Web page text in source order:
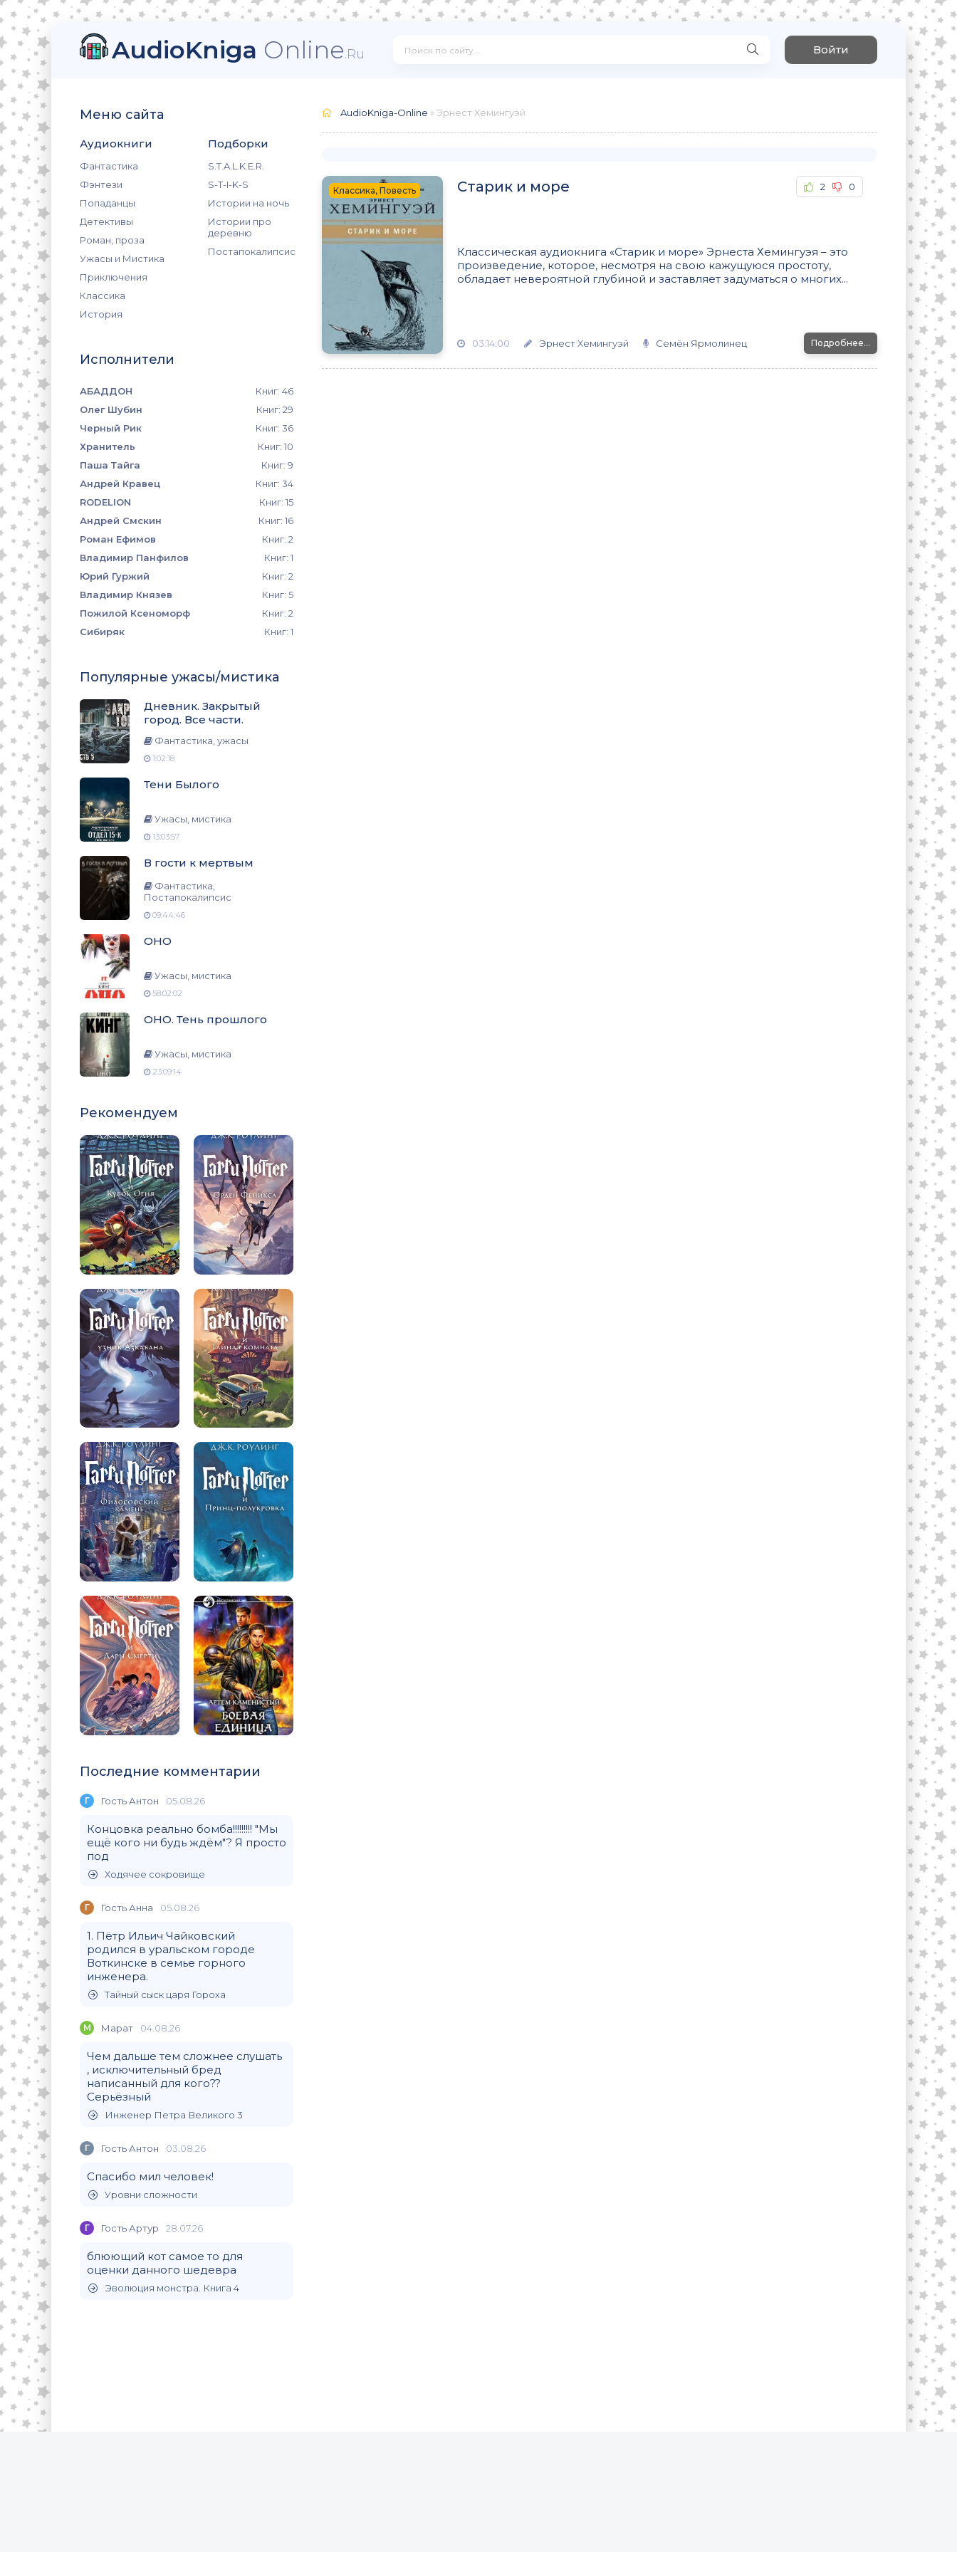
AudioKniga Online.Ru Войти
Меню сайта
Аудиокниги
Фантастика
Фэнтези
Попаданцы
Детективы
Роман, проза
Ужасы и Мистика
Приключения
Классика
История
Подборки
S.T.A.L.K.E.R.
S-T-I-K-S
Истории на ночь
Истории про
деревню
Постапокалипсис
Исполнители
АБАДДОН
Книг: 46
Олег Шубин
Книг: 29
Черный Рик
Книг: 36
Хранитель
Книг: 10
Паша Тайга
Книг: 9
Андрей Кравец
Книг: 34
RODELION
Книг: 15
Андрей Смскин
Книг: 16
Роман Ефимов
Книг: 2
Владимир Панфилов
Книг: 1
Юрий Гуржий
Книг: 2
Владимир Князев
Книг: 5
Пожилой Ксеноморф
Книг: 2
Сибиряк
Книг: 1
Популярные ужасы/мистика
Дневник. Закрытый
город. Все части.
Фантастика, ужасы
1:02:18
Тени Былого
Ужасы, мистика
13:03:57
В гости к мертвым
Фантастика,
Постапокалипсис
09:44:46
ОНО
Ужасы, мистика
58:02:02
ОНО. Тень прошлого
Ужасы, мистика
23:09:14
Рекомендуем
Последние комментарии
Г Гость Антон 05.08.26
Концовка реально бомба!!!!!!!!! "Мы
ещё кого ни будь ждём"? Я просто
под
Ходячее сокровище
Г Гость Анна 05.08.26
1. Пётр Ильич Чайковский
родился в уральском городе
Воткинске в семье горного
инженера.
Тайный сыск царя Гороха
М Марат 04.08.26
Чем дальше тем сложнее слушать
, исключительный бред
написанный для кого??
Серьёзный
Инженер Петра Великого 3
Г Гость Антон 03.08.26
Спасибо мил человек!
Уровни сложности
Г Гость Артур 28.07.26
блюющий кот самое то для
оценки данного шедевра
Эволюция монстра. Книга 4
AudioKniga-Online » Эрнест Хемингуэй
Классика, Повесть Старик и море 2 0
Классическая аудиокнига «Старик и море» Эрнеста Хемингуэя – это
произведение, которое, несмотря на свою кажущуюся простоту,
обладает невероятной глубиной и заставляет задуматься о многих...
03:14:00 Эрнест Хемингуэй Семён Ярмолинец Подробнее...